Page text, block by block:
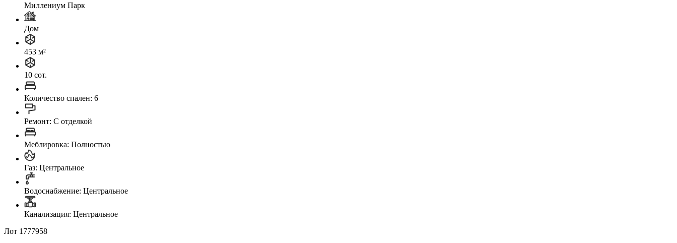
Миллениум Парк
Дом
453 м²
10 сот.
Количество спален: 6
Ремонт: C отделкой
Меблировка: Полностью
Газ: Центральное
Водоснабжение: Центральное
Канализация: Центральное
Лот 1777958